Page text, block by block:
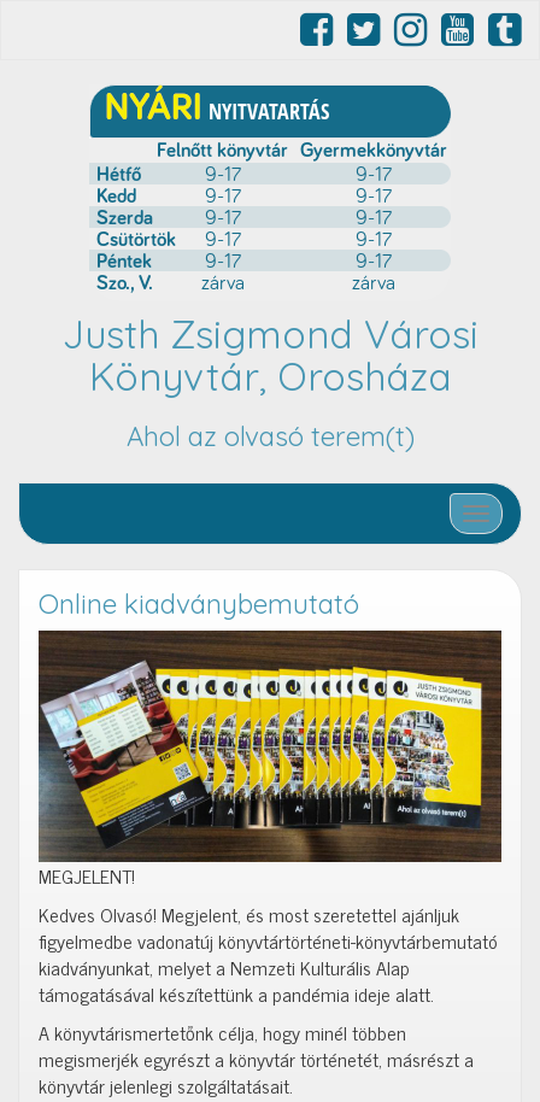
Justh Zsigmond Városi
Könyvtár, Orosháza
Ahol az olvasó terem(t)
Toggle
Online kiadványbemutató
MEGJELENT!
Kedves Olvasó! Megjelent, és most szeretettel ajánljuk
figyelmedbe vadonatúj könyvtártörténeti-könyvtárbemutató
kiadványunkat, melyet a Nemzeti Kulturális Alap
támogatásával készítettünk a pandémia ideje alatt.
A könyvtárismertetőnk célja, hogy minél többen
megismerjék egyrészt a könyvtár történetét, másrészt a
könyvtár jelenlegi szolgáltatásait.